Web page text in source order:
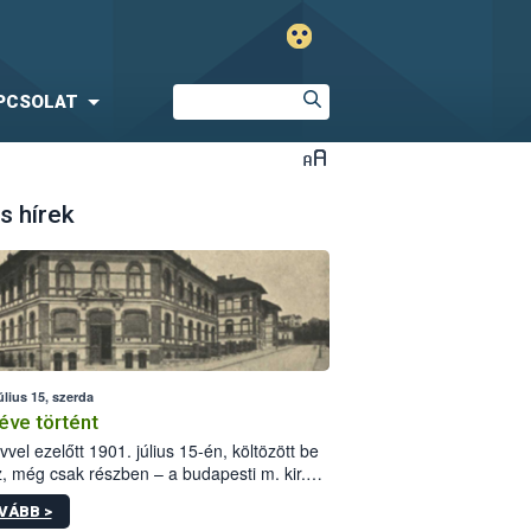
hírek
15, szerda
történt
ezelőtt 1901. július 15-én, költözött be
még csak részben – a budapesti m. kir.
állomás a Kis Rókus utca
alatti, Czigler Győző által tervezett új
>